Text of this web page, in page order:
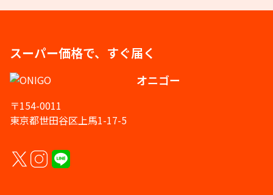
スーパー価格で、すぐ届く
オニゴー
〒154-0011
東京都世田谷区上馬1-17-5